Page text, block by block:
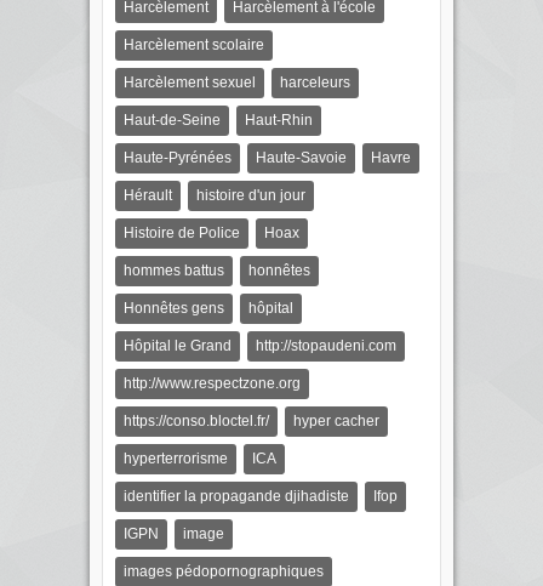
Harcèlement Harcèlement à l'école
Harcèlement scolaire
Harcèlement sexuel harceleurs
Haut-de-Seine Haut-Rhin
Haute-Pyrénées Haute-Savoie Havre
Hérault histoire d'un jour
Histoire de Police Hoax
hommes battus honnêtes
Honnêtes gens hôpital
Hôpital le Grand http://stopaudeni.com
http://www.respectzone.org
https://conso.bloctel.fr/ hyper cacher
hyperterrorisme ICA
identifier la propagande djihadiste Ifop
IGPN image
images pédopornographiques